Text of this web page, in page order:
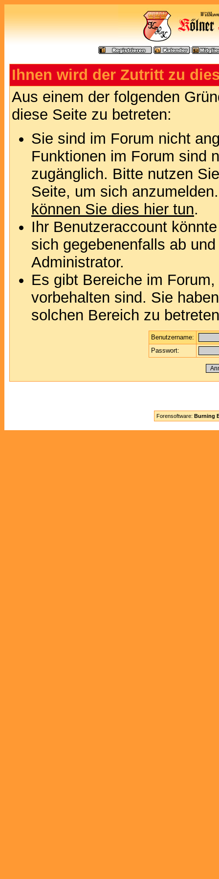
Ihnen wird der Zutritt zu
Aus einem der folgenden
diese Seite zu betreten:
Sie sind im Forum nicht
Funktionen im Forum sind
zugänglich. Bitte nutzen
Seite, um sich
können Sie dies hier tun.
Ihr Benutzeraccount
sich gegebenenfalls ab
Administrator.
Es gibt Bereiche im
vorbehalten sind. Sie
solchen Bereich zu
Benutzername:
Passwort:
Forensoftware: Burning